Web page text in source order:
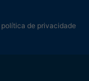
de privacidade